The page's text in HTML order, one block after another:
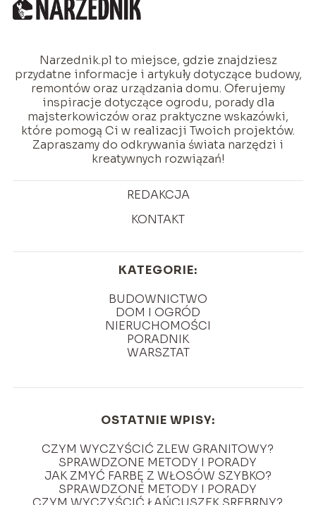
Narzednik.pl to miejsce, gdzie znajdziesz
przydatne informacje i artykuły dotyczące budowy,
remontów oraz urządzania domu. Oferujemy
inspiracje dotyczące ogrodu, porady dla
majsterkowiczów oraz praktyczne wskazówki,
które pomogą Ci w realizacji Twoich projektów.
Zapraszamy do odkrywania świata narzędzi i
kreatywnych rozwiązań!
REDAKCJA
KONTAKT
KATEGORIE:
BUDOWNICTWO
DOM I OGRÓD
NIERUCHOMOŚCI
PORADNIK
WARSZTAT
OSTATNIE WPISY:
CZYM WYCZYŚCIĆ ZLEW GRANITOWY?
SPRAWDZONE METODY I PORADY
JAK ZMYĆ FARBĘ Z WŁOSÓW SZYBKO?
SPRAWDZONE METODY I PORADY